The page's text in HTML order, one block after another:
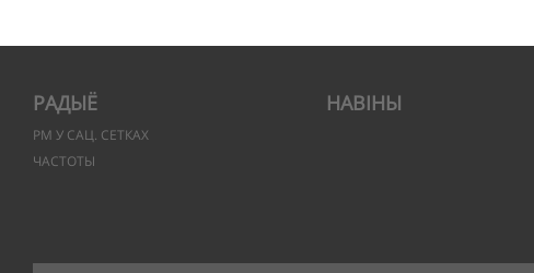
РАДЫЁ
РМ У САЦ. СЕТКАХ
ЧАСТОТЫ
НАВІНЫ